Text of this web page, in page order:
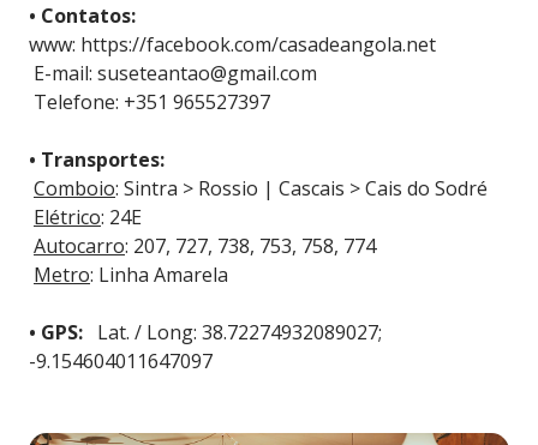
• Contatos:
www: https://facebook.com/casadeangola.net
E-mail: suseteantao@gmail.com
Telefone: +351 965527397
• Transportes:
Comboio: Sintra > Rossio | Cascais > Cais do Sodré
Elétrico: 24E
Autocarro: 207, 727, 738, 753, 758, 774
Metro: Linha Amarela
• GPS: Lat. / Long: 38.72274932089027;
-9.154604011647097